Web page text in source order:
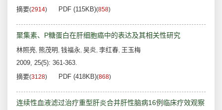
摘要(2914) PDF (115KB)(858)
聚集素、P糖蛋白在肝细胞癌中的表达及其相关性研究
林照亮, 熊茂明 , 钱福永, 吴炎, 李红春, 王玉梅
2009, 25(5): 361-363.
摘要(3128) PDF (418KB)(868)
连续性血液滤过治疗重型肝炎合并肝性脑病16例临床疗效观察